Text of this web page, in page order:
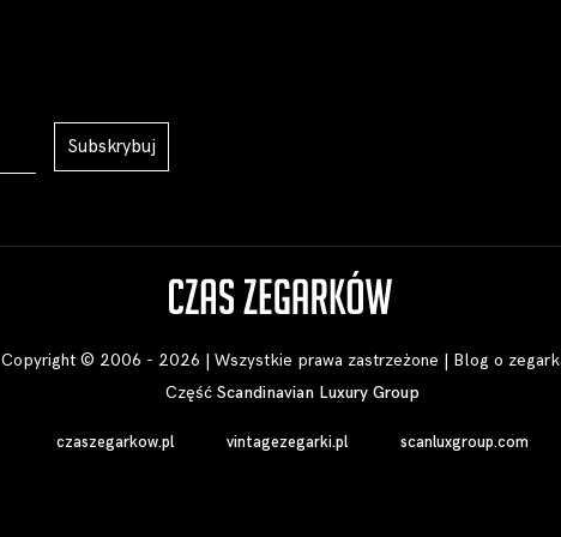
Subskrybuj
Copyright © 2006 - 2026 | Wszystkie prawa zastrzeżone | Blog o
Część Scandinavian Luxury Group
czaszegarkow.pl vintagezegarki.pl scanluxgroup.com